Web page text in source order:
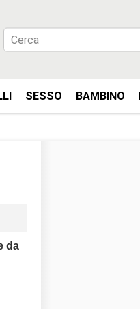
SESSO BAMBINO
da